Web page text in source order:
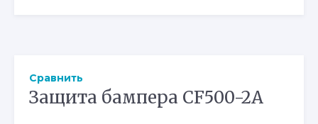
Защита бампера CF500-2A
Сравнить